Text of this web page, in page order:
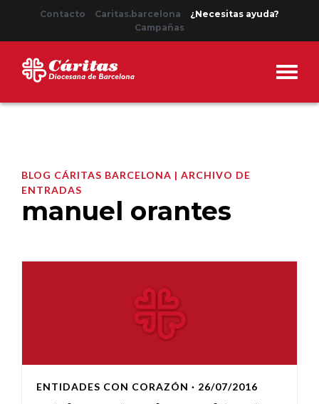
Contacto Caritas.barcelona
¿Necesitas ayuda?
Campañas
BLOG CÁRITAS BARCELONA | ARCHIVO DE
ENTRADAS
manuel orantes
ENTIDADES CON CORAZÓN · 26/07/2016